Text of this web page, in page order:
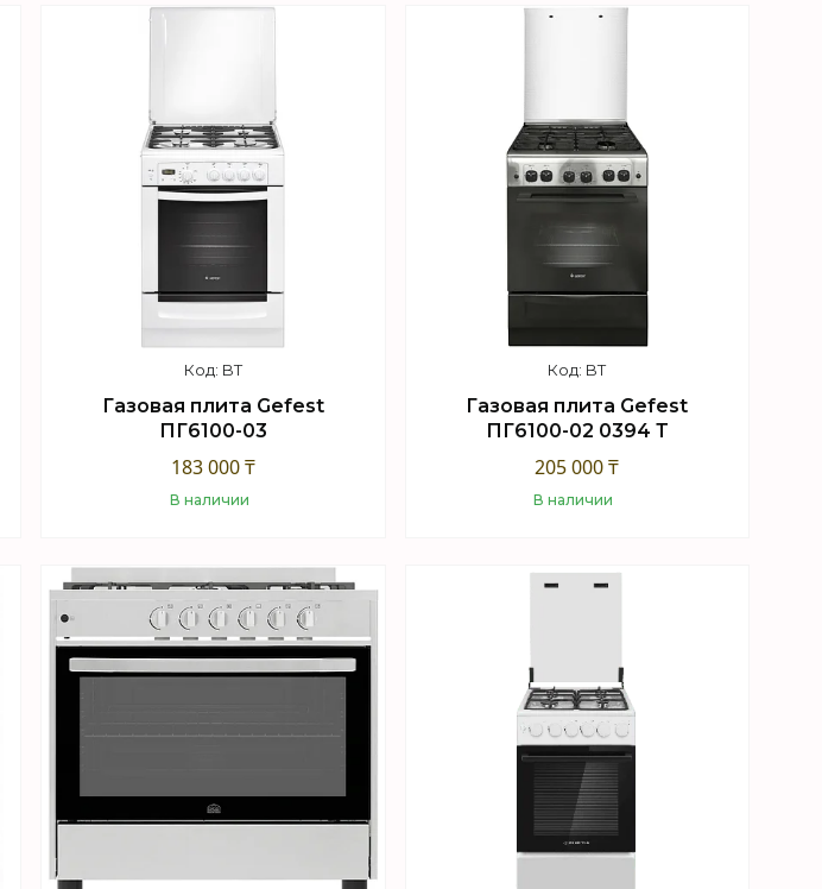
Купить Купить
BT
Газовая плита Gefest
ПГ6100-03
183 000 ₸
В наличии
Купить
BT
Газовая плита Gefest
ПГ6100-02 0394 Т
205 000 ₸
В наличии
Купить